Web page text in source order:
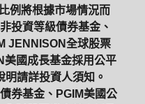
例將根據市場情況而
投資等級債券基金、
JENNISON全球股票
美國成長基金採用公平
請詳投資人須知。
券基金、PGIM美國公